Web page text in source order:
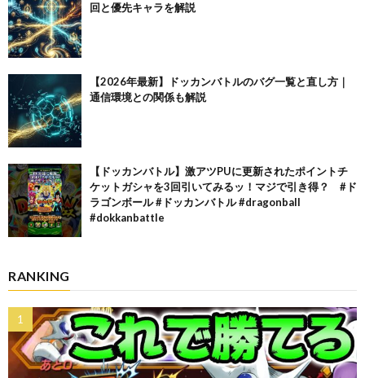
回と優先キャラを解説
【2026年最新】ドッカンバトルのバグ一覧と直し方｜
通信環境との関係も解説
【ドッカンバトル】激アツPUに更新されたポイントチ
ケットガシャを3回引いてみるッ！マジで引き得？ #ド
ラゴンボール #ドッカンバトル #dragonball
#dokkanbattle
RANKING